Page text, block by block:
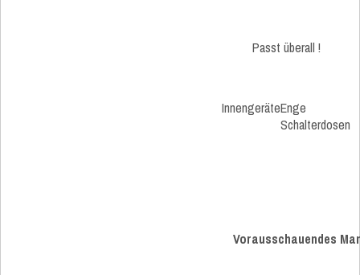
Passt überall !
InnengeräteEnge
Schalterdosen
Vorausschauendes